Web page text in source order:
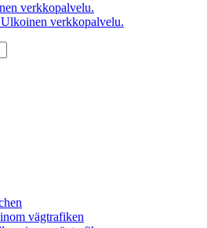
verkkopalvelu.
Ulkoinen verkkopalvelu.
vägtrafiken